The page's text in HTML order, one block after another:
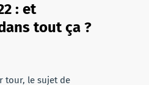
: et
tout ça ?
tour, le sujet de